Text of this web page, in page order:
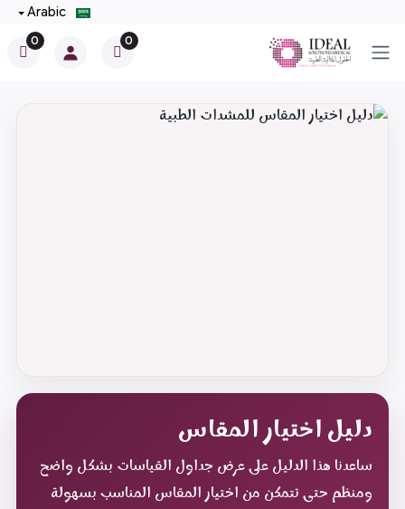
فتح القائمة
0
0
دليل اختيار المقاس
ساعدنا هذا الدليل على عرض جداول القياسات بشكل واضح
ومنظم حتى تتمكن من اختيار المقاس المناسب بسهولة